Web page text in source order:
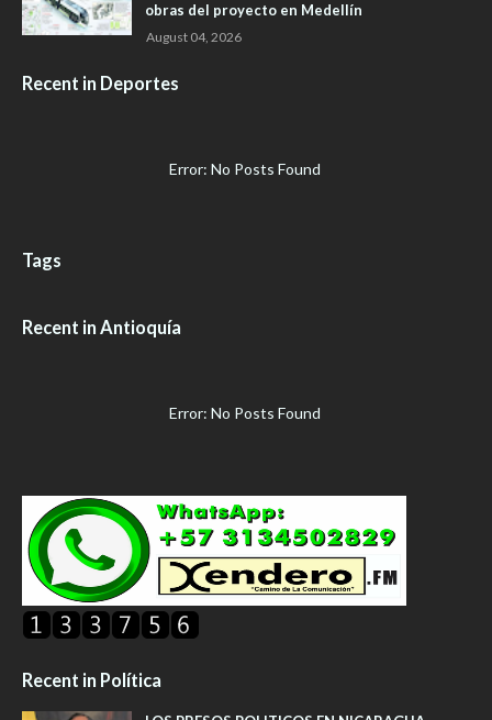
obras del proyecto en Medellín
August 04, 2026
Recent in Deportes
Error: No Posts Found
Tags
Recent in Antioquía
Error: No Posts Found
Recent in Política